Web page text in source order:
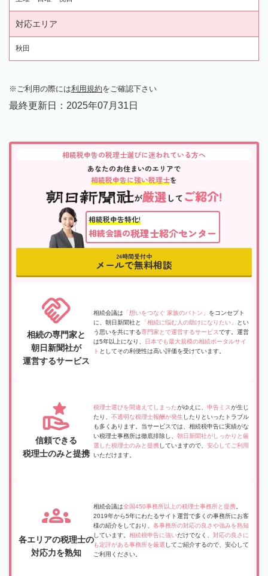
対応エリア
秋田
ご利用の際には利用規約をご確認下さい
最終更新日： 2025年07月31日
相続税申告の税理士選びに迷われている方へ
あなたのお住まいのエリアで
相続税申告に強い税理士を
が厳選して ご紹介!
相続税申告特化!
相続会議の税理士紹介センター
24時間受付中
メールで無料相談
相続の専門家と
朝日新聞社が
運営するサービス
相続会議は 「想いをつなぐ 家族のバトン」 をコンセプト
に、朝日新聞社と
「相続に悩む人の助けになりたい」
とい
う思いを共にする専門家とで運営するサービスです。運営
は5年以上になり、
日本でも最大規模の相続ポータルサイ
ト としてその利便性は高い評価を受けています。
信頼できる
税理士のみと提携
税理士選びを間違えてしまったがゆえに、 申告ミスが生じ
たり、 不透明な税理士報酬が発生 したりといったトラブル
も多くあります。当サービスでは、相続税申告に実績がな
い税理士事務所は徹底排除し、 朝日新聞社がしっかりと厳
選した税理士のみと提携していますので、 安心してご利用
いただけます。
各エリアの税理士の
対応力を熟知
相続会議は全国450事務所以上の税理士事務所と提携
2019年から5年にわたるサイト運営で多くの事務所にお客
様の紹介をしており、 各事務所の対応の良さや強みを熟知
しています。 相続税申告に強いだけでなく、 対応の良さに
も定評がある事務所を厳選 してご紹介するので、安心して
ご利用ください。